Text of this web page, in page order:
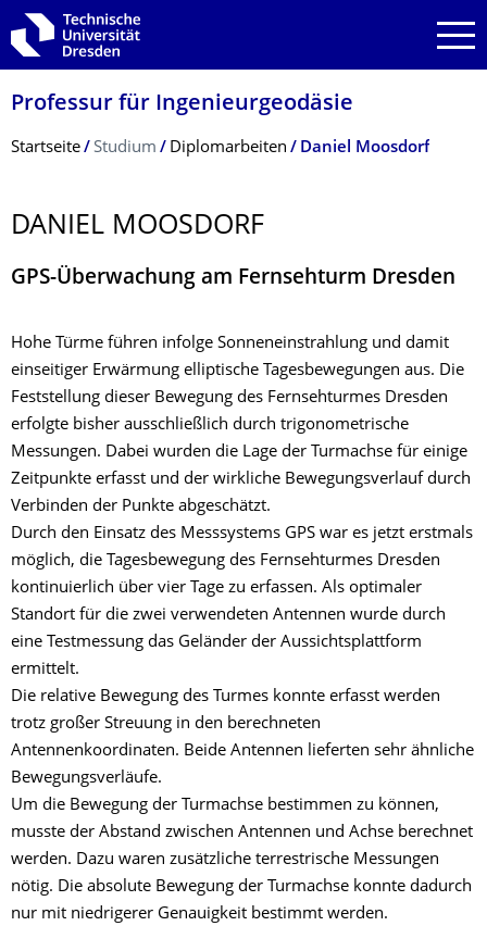
Zur Hauptnavigation springen
Zur Suche springen
Zum Inhalt springen
Professur für Ingenieurgeodäsie
Breadcrumb-Menü
Startseite Studium Diplomarbeiten Daniel Moosdorf
DANIEL MOOSDORF
GPS-Überwachung am Fernsehturm Dresden
Hohe Türme führen infolge Sonneneinstrahlung und damit
einseitiger Erwärmung elliptische Tagesbewegungen aus. Die
Feststellung dieser Bewegung des Fernsehturmes Dresden
erfolgte bisher ausschließlich durch trigonometrische
Messungen. Dabei wurden die Lage der Turmachse für einige
Zeitpunkte erfasst und der wirkliche Bewegungsverlauf durch
Verbinden der Punkte abgeschätzt.
Durch den Einsatz des Messsystems GPS war es jetzt erstmals
möglich, die Tagesbewegung des Fernsehturmes Dresden
kontinuierlich über vier Tage zu erfassen. Als optimaler
Standort für die zwei verwendeten Antennen wurde durch
eine Testmessung das Geländer der Aussichtsplattform
ermittelt.
Die relative Bewegung des Turmes konnte erfasst werden
trotz großer Streuung in den berechneten
Antennenkoordinaten. Beide Antennen lieferten sehr ähnliche
Bewegungsverläufe.
Um die Bewegung der Turmachse bestimmen zu können,
musste der Abstand zwischen Antennen und Achse berechnet
werden. Dazu waren zusätzliche terrestrische Messungen
nötig. Die absolute Bewegung der Turmachse konnte dadurch
nur mit niedrigerer Genauigkeit bestimmt werden.